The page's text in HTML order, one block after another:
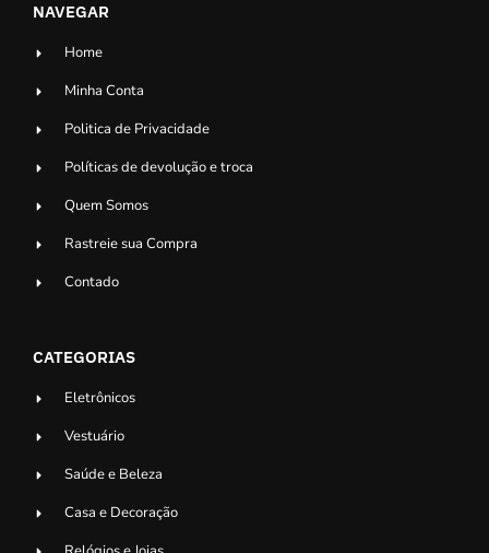
NAVEGAR
Home
Minha Conta
Politica de Privacidade
Políticas de devolução e troca
Quem Somos
Rastreie sua Compra
Contado
CATEGORIAS
Eletrônicos
Vestuário
Saúde e Beleza
Casa e Decoração